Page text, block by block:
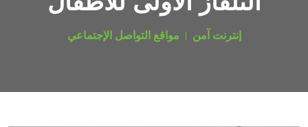
إنترنت آمن مواقع التواصل الإجتماعي